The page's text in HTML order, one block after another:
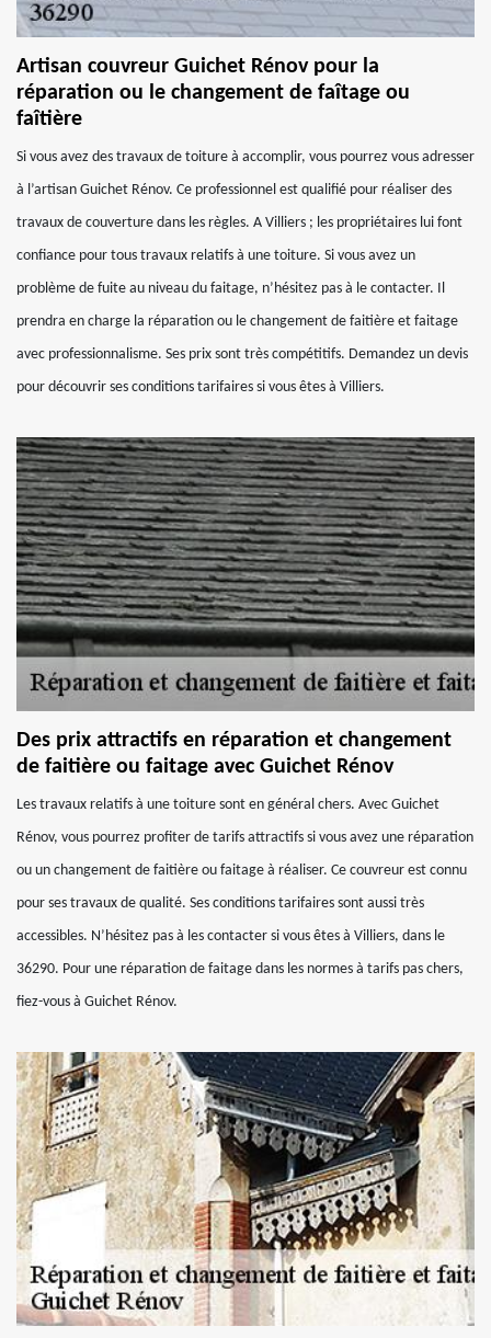
Artisan couvreur Guichet Rénov pour la
réparation ou le changement de faîtage ou
faîtière
Si vous avez des travaux de toiture à accomplir, vous pourrez vous adresser
à l’artisan Guichet Rénov. Ce professionnel est qualifié pour réaliser des
travaux de couverture dans les règles. A Villiers ; les propriétaires lui font
confiance pour tous travaux relatifs à une toiture. Si vous avez un
problème de fuite au niveau du faitage, n’hésitez pas à le contacter. Il
prendra en charge la réparation ou le changement de faitière et faitage
avec professionnalisme. Ses prix sont très compétitifs. Demandez un devis
pour découvrir ses conditions tarifaires si vous êtes à Villiers.
Des prix attractifs en réparation et changement
de faitière ou faitage avec Guichet Rénov
Les travaux relatifs à une toiture sont en général chers. Avec Guichet
Rénov, vous pourrez profiter de tarifs attractifs si vous avez une réparation
ou un changement de faitière ou faitage à réaliser. Ce couvreur est connu
pour ses travaux de qualité. Ses conditions tarifaires sont aussi très
accessibles. N’hésitez pas à les contacter si vous êtes à Villiers, dans le
36290. Pour une réparation de faitage dans les normes à tarifs pas chers,
fiez-vous à Guichet Rénov.